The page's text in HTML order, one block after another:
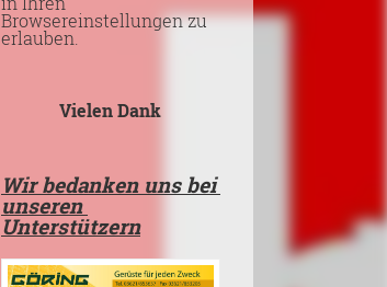
Browsereinstellungen zu
erlauben.
Vielen Dank
Wir bedanken uns bei
unseren
Unterstützern